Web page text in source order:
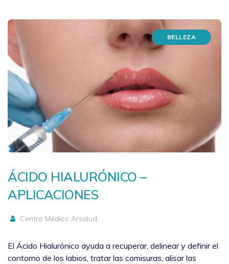
BELLEZA
ÁCIDO HIALURÓNICO –
APLICACIONES
Centro Médico Arsalud
El Ácido Hialurónico ayuda a recuperar, delinear y definir el
contorno de los labios, tratar las comisuras, alisar las